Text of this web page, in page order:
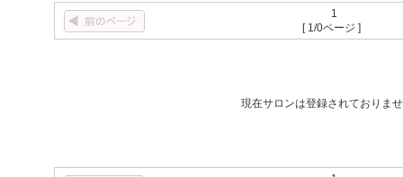
1
[ 1/0ページ ]
現在サロンは登録されておりま